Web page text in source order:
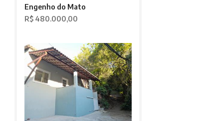
Engenho do Mato
R$ 480.000,00